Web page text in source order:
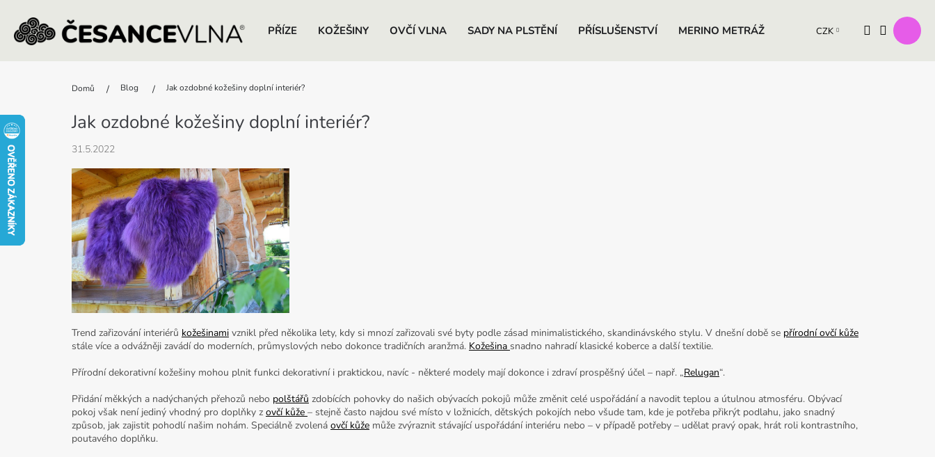
CZK
PŘÍZE KOŽEŠINY OVČÍ VLNA SADY NA PLSTĚNÍ PŘÍSLUŠENSTVÍ MERINO METRÁŽ VÝROBKY Z OVČÍ VLNY
Domů Blog Jak ozdobné kožešiny doplní interiér?
Jak ozdobné kožešiny doplní interiér?
31.5.2022
Trend zařizování interiérů kožešinami vznikl před několika lety, kdy si mnozí zařizovali své byty podle zásad minimalistického, skandinávského stylu. V dnešní době se přírodní ovčí kůže
stále více a odvážněji zavádí do moderních, průmyslových nebo dokonce tradičních aranžmá. Kožešina snadno nahradí klasické koberce a další textilie.
Přírodní dekorativní kožešiny mohou plnit funkci dekorativní i praktickou, navíc - některé modely mají dokonce i zdraví prospěšný účel – např. „Relugan“.
Přidání měkkých a nadýchaných přehozů nebo polštářů zdobících pohovky do našich obývacích pokojů může změnit celé uspořádání a navodit teplou a útulnou atmosféru. Obývací
pokoj však není jediný vhodný pro doplňky z ovčí kůže – stejně často najdou své místo v ložnicích, dětských pokojích nebo všude tam, kde je potřeba přikrýt podlahu, jako snadný
způsob, jak zajistit pohodlí našim nohám. Speciálně zvolená ovčí kůže může zvýraznit stávající uspořádání interiéru nebo – v případě potřeby – udělat pravý opak, hrát roli kontrastního,
poutavého doplňku.